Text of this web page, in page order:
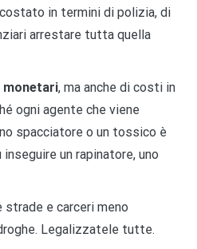
in termini di polizia, di
arrestare tutta quella
monetari, ma anche di costi in
ogni agente che viene
spacciatore o un tossico è
un rapinatore, uno
e carceri meno
Legalizzatele tutte.